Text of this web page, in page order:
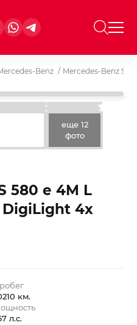
Benz / Mercedes-Benz S
еще 12
фото
580 e 4M L
DigiLight 4x
км.
л.с.